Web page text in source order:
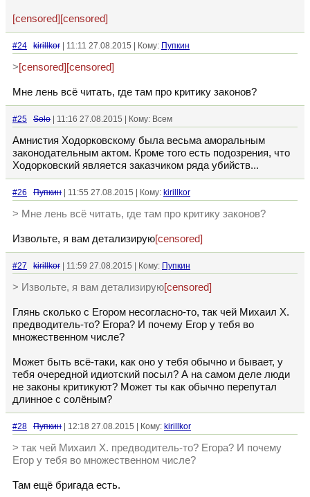
[censored] [censored]
#24 kirillkor | 11:11 27.08.2015 | Кому: Пупкин
>[censored] [censored]
Мне лень всё читать, где там про критику законов?
#25 Solo | 11:16 27.08.2015 | Кому: Всем
Амнистия Ходорковскому была весьма аморальным
законодательным актом. Кроме того есть подозрения, что
Ходорковский является заказчиком ряда убийств...
#26 Пупкин | 11:55 27.08.2015 | Кому: kirillkor
> Мне лень всё читать, где там про критику законов?
Извольте, я вам детализирую[censored]
#27 kirillkor | 11:59 27.08.2015 | Кому: Пупкин
> Извольте, я вам детализирую[censored]
Глянь сколько с Егором несогласно-то, так чей Михаил Х.
предводитель-то? Егора? И почему Егор у тебя во
множественном числе?
Может быть всё-таки, как оно у тебя обычно и бывает, у
тебя очередной идиотский посыл? А на самом деле люди
не законы критикуют? Может ты как обычно перепутал
длинное с солёным?
#28 Пупкин | 12:18 27.08.2015 | Кому: kirillkor
> так чей Михаил Х. предводитель-то? Егора? И почему
Егор у тебя во множественном числе?
Там ещё бригада есть.